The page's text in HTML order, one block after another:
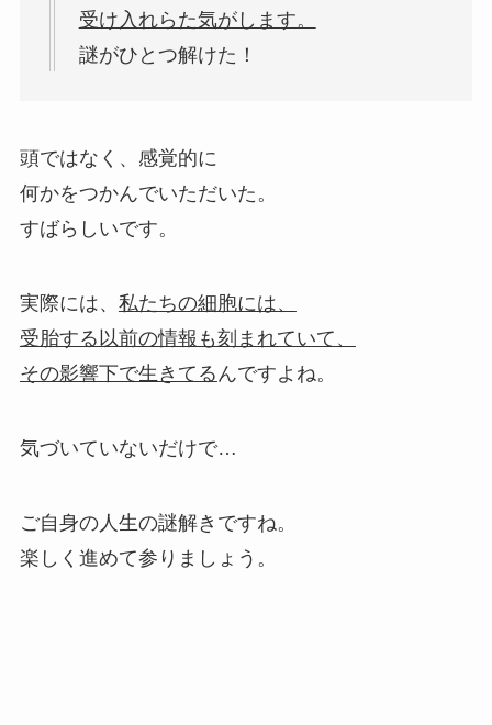
受け入れらた気がします。
謎がひとつ解けた！
頭ではなく、感覚的に
何かをつかんでいただいた。
すばらしいです。
実際には、 私たちの細胞には、
受胎する以前の情報も刻まれていて、
その影響下で生きてる んですよね。
気づいていないだけで…
ご自身の人生の謎解きですね。
楽しく進めて参りましょう。